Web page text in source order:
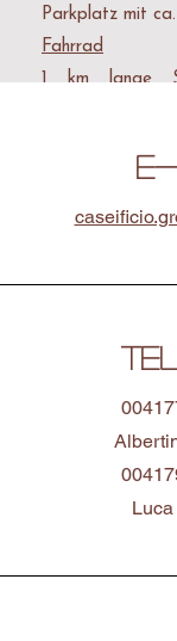
Parkplatz mit
Fahrrad
1 km lange
Rennräder als
geeignet ist.
E-